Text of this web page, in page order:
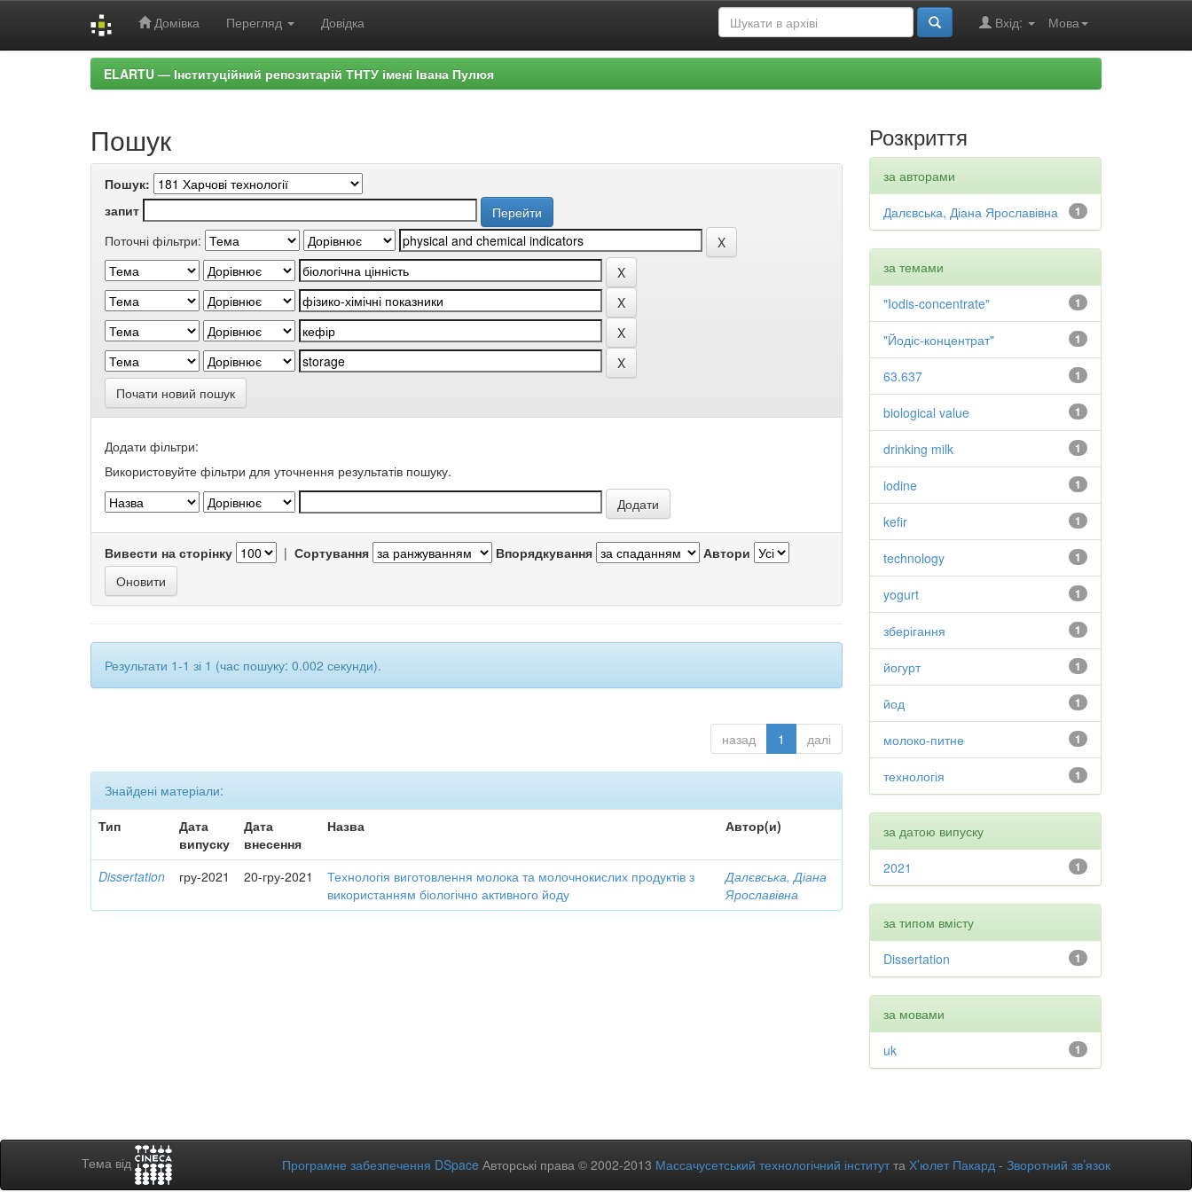
Домівка Перегляд Довідка Мова
Вхід:
ELARTU — Інституційний репозитарій ТНТУ імені Івана Пулюя
Пошук
Пошук:
запит
Поточні фільтри:
Почати новий пошук
Додати фільтри:
Використовуйте фільтри для уточнення результатів пошуку.
Вивести на сторінку | Сортування Впорядкування Автори
Результати 1-1 зі 1 (час пошуку: 0.002 секунди).
назад 1 далі
Знайдені матеріали:
Тип
Дата
випуску
Дата
внесення
Назва Автор(и)
Dissertation гру-2021 20-гру-2021
Технологія виготовлення молока та молочнокислих продуктів з
використанням біологічно активного йоду
Далєвська, Діана
Ярославівна
Розкриття
за авторами
1
Далєвська, Діана Ярославівна
за темами
1
"Iodis-concentrate"
1
"Йодіс-концентрат"
1
63.637
1
biological value
1
drinking milk
1
iodine
1
kefir
1
technology
1
yogurt
1
зберігання
1
йогурт
1
йод
1
молоко-питне
1
технологія
за датою випуску
1
2021
за типом вмісту
1
Dissertation
за мовами
1
uk
Тема від Програмне забезпечення DSpace Авторські права © 2002-2013 Массачусетський технологічний інститутта Х’юлет Пакард - Зворотний зв’язок